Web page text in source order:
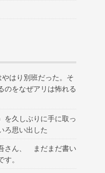
はり別班だった。そ
のをなぜアリは怖れる
を久しぶりに手に取っ
ろ思い出した
さん、 まだまだ書い
。